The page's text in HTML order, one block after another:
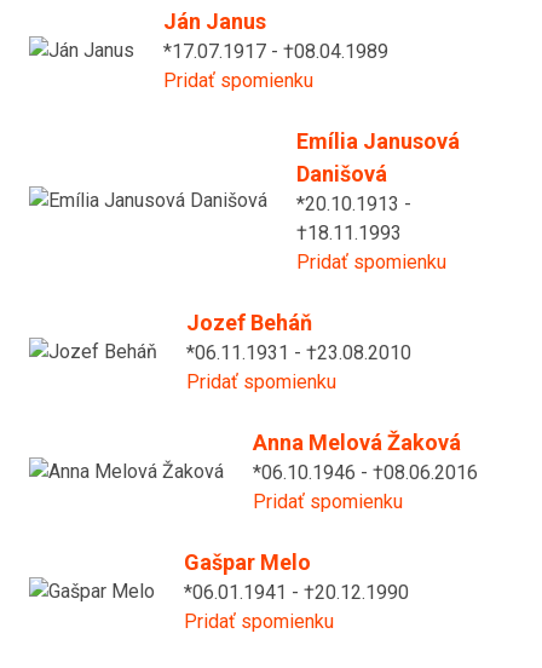
Ján Janus
*17.07.1917 - †08.04.1989
Pridať spomienku
Emília Janusová
Danišová
*20.10.1913 -
†18.11.1993
Pridať spomienku
Jozef Beháň
*06.11.1931 - †23.08.2010
Pridať spomienku
Anna Melová Žaková
*06.10.1946 - †08.06.2016
Pridať spomienku
Gašpar Melo
*06.01.1941 - †20.12.1990
Pridať spomienku